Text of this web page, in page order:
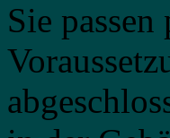
Sie